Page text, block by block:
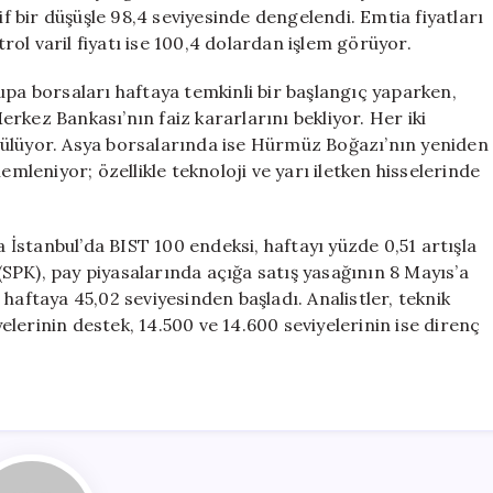
bir düşüşle 98,4 seviyesinde dengelendi. Emtia fiyatları
varil fiyatı ise 100,4 dolardan işlem görüyor.
borsaları haftaya temkinli bir başlangıç yaparken,
Bankası’nın faiz kararlarını bekliyor. Her iki
Asya borsalarında ise Hürmüz Boğazı’nın yeniden
özellikle teknoloji ve yarı iletken hisselerinde
BIST 100 endeksi, haftayı yüzde 0,51 artışla
pay piyasalarında açığa satış yasağının 8 Mayıs’a
45,02 seviyesinden başladı. Analistler, teknik
destek, 14.500 ve 14.600 seviyelerinin ise direnç